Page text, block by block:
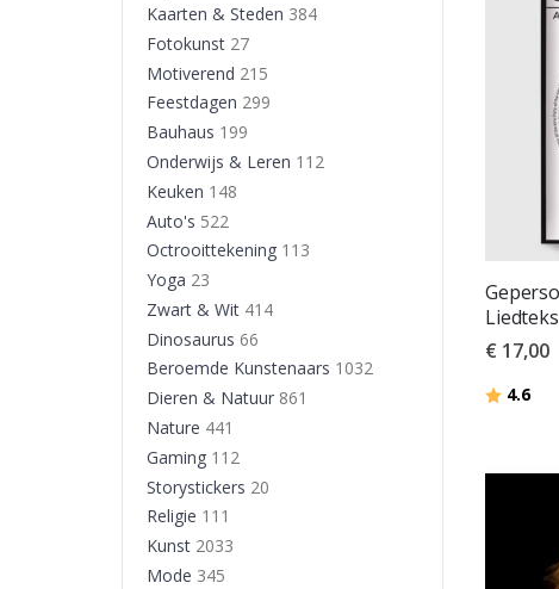
€ 17,00
4.6uit
Kaarten & Steden 384
Fotokunst 27
Motiverend 215
Feestdagen 299
Bauhaus 199
Onderwijs & Leren 112
Keuken 148
Auto's 522
Octrooittekening 113
Yoga 23
Zwart & Wit 414
Dinosaurus 66
Beroemde Kunstenaars 1032
Dieren & Natuur 861
Nature 441
Gaming 112
Storystickers 20
Religie 111
Kunst 2033
Mode 345